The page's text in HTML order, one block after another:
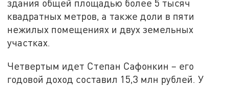
здания общей площадью более 5 тысяч
квадратных метров, а также доли в пяти
нежилых помещениях и двух земельных
участках.
Четвертым идет Степан Сафонкин – его
годовой доход составил 15,3 млн рублей. У